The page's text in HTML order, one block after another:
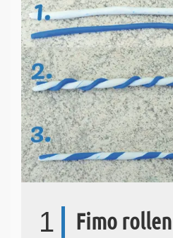
1 Fimo rollen